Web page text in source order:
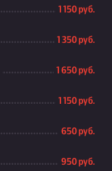
1 150 руб.
1 350 руб.
1 650 руб.
1 150 руб.
650 руб.
950 руб.